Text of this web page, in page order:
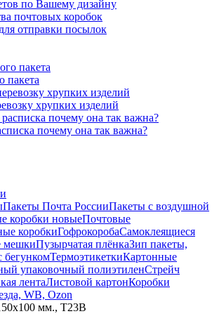
по Вашему дизайну
почтовых коробок
отправки посылок
пакета
хрупких изделий
почему она так важна?
Пакеты Почта РоссииПакеты с воздушной
коробки новыеПочтовые
коробкиГофрокоробаСамоклеящиеся
мешкиПузырчатая плёнкаЗип пакеты,
бегункомТермоэтикеткиКартонные
упаковочный полиэтиленСтрейч
лентаЛистовой картонКоробки
WB, Ozon
мм., Т23В